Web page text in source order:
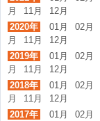
月
11月
12月
2020年
01月 02月
月
11月
12月
2019年
01月 02月
月
11月
12月
2018年
01月 02月
月
11月
12月
2017年
01月 02月